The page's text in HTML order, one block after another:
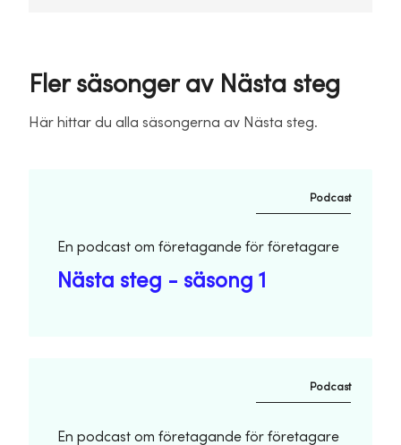
Fler säsonger av Nästa steg
Här hittar du alla säsongerna av Nästa steg.
Podcast
En podcast om företagande för företagare
Nästa steg - säsong 1
Podcast
En podcast om företagande för företagare